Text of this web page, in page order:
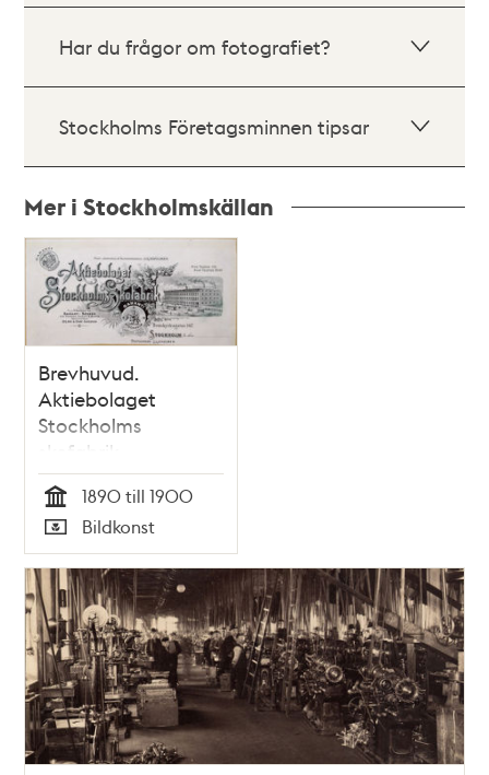
Har du frågor om fotografiet?
Stockholms Företagsminnen tipsar
Mer i Stockholmskällan
Relaterade
poster
och
teman
Brevhuvud.
Aktiebolaget
Stockholms
skofabrik
Tid
1890 till 1900
Typ
Bildkonst